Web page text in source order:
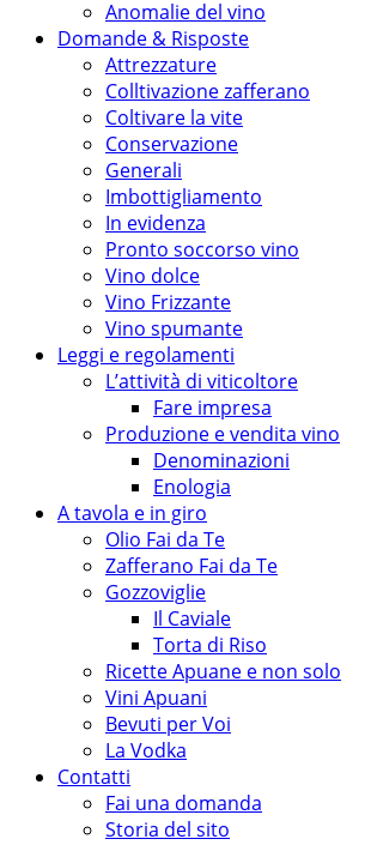
Anomalie del vino
Domande & Risposte
Attrezzature
Colltivazione zafferano
Coltivare la vite
Conservazione
Generali
Imbottigliamento
In evidenza
Pronto soccorso vino
Vino dolce
Vino Frizzante
Vino spumante
Leggi e regolamenti
L’attività di viticoltore
Fare impresa
Produzione e vendita vino
Denominazioni
Enologia
A tavola e in giro
Olio Fai da Te
Zafferano Fai da Te
Gozzoviglie
Il Caviale
Torta di Riso
Ricette Apuane e non solo
Vini Apuani
Bevuti per Voi
La Vodka
Contatti
Fai una domanda
Storia del sito